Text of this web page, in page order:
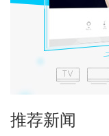
推荐新闻